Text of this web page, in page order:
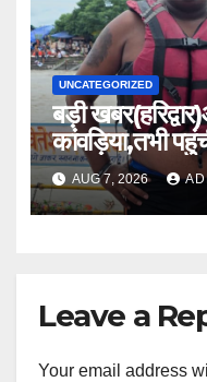
UNCATEGORIZED
बड़ी
कांवड़िया,तभी
वायरल।।
AUG 7, 2026
Leave a
Your email address